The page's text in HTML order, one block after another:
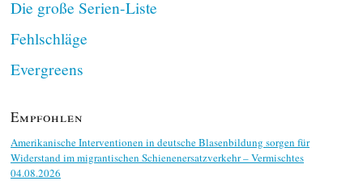
Die große Serien-Liste
Fehlschläge
Evergreens
Empfohlen
Amerikanische Interventionen in deutsche Blasenbildung sorgen für
Widerstand im migrantischen Schienenersatzverkehr – Vermischtes
04.08.2026